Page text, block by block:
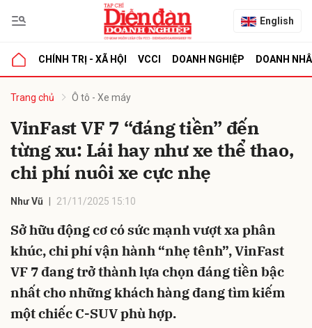
English
CHÍNH TRỊ - XÃ HỘI VCCI DOANH NGHIỆP DOANH
Trang chủ Ô tô - Xe máy
VinFast VF 7 “đáng tiền” đến
từng xu: Lái hay như xe thể thao,
chi phí nuôi xe cực nhẹ
Như Vũ 21/11/2025 15:10
Sở hữu động cơ có sức mạnh vượt xa phân
khúc, chi phí vận hành “nhẹ tênh”, VinFast
VF 7 đang trở thành lựa chọn đáng tiền bậc
nhất cho những khách hàng đang tìm kiếm
một chiếc C-SUV phù hợp.
luận
Hủy